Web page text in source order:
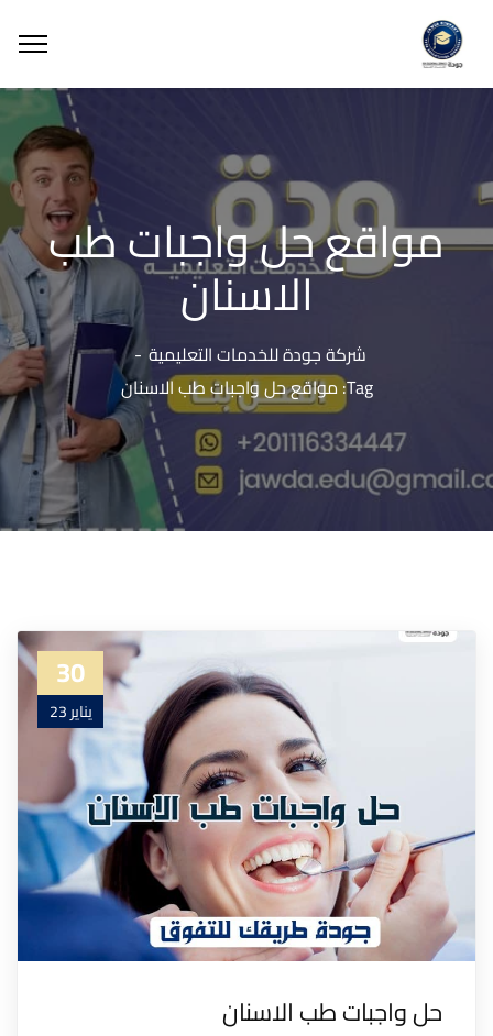
مواقع حل واجبات طب
الاسنان
شركة جودة للخدمات التعليمية
Tag: مواقع حل واجبات طب الاسنان
30
يناير 23
حل واجبات طب الاسنان